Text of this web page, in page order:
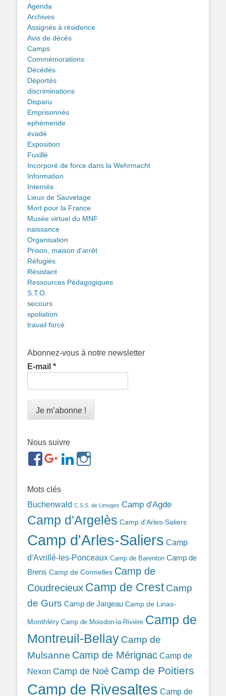
Agenda
Archives
Assignés à résidence
Avis de décès
Camps
Commémorations
Décédés
Déportés
discriminations
Disparu
Emprisonnés
ephémeride
évadé
Exposition
Fusillé
Incorporé de force dans la Wehrmacht
Information
Internés
Lieux de Sauvetage
Mort pour la France
Musée virtuel du MNF
naissance
Organisation
Prison, maison d'arrêt
Réfugiés
Résistant
Ressources Pédagogiques
S.T.O.
secours
spoliation
travail forcé
Abonnez-vous à notre newsletter
E-mail *
Nous suivre
https://www.facebook.com/groups/
ref=br_rs
https://plus.google.com/b/
https://www.linkedin.com/in/gigi-
bonin-
Mots clés
Buchenwald C.S.S. de Limoges Camp d'Agde
Camp d'Argelès Camp d'Arles-Saliers
Camp d'Arles-Saliers Camp
d'Avrillé-les-Ponceaux Camp de Barenton Camp de
Brens Camp de Cormelles Camp de
Coudrecieux Camp de Crest Camp
de Gurs Camp de Jargeau Camp de Linas-
Monthléry Camp de Moisdon-la-Rivière Camp de
Montreuil-Bellay Camp de
Mulsanne Camp de Mérignac Camp de
Nexon Camp de Noé Camp de Poitiers
Camp de Rivesaltes Camp de